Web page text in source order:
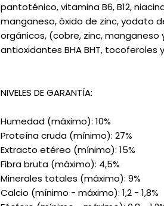
pantoténico, vitamina B6, B12,
manganeso, óxido de zinc, yodato
orgánicos, (cobre, zinc,
antioxidantes BHA BHT, tocoferoles
NIVELES DE GARANTÍA:
Humedad (máximo): 10%
Proteína cruda (mínimo): 27%
Extracto etéreo (mínimo): 15%
Fibra bruta (máximo): 4,5%
Minerales totales (máximo): 9%
Calcio (mínimo - máximo): 1,2 - 1,8%